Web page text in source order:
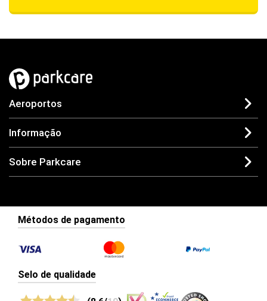
Aeroportos
Informação
Sobre Parkcare
Métodos de pagamento
Selo de qualidade